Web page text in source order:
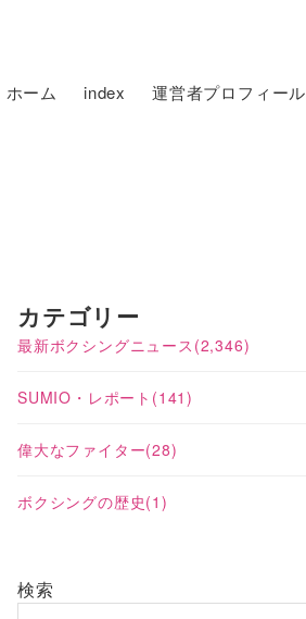
ホーム index 運営者プロフィール
カテゴリー
最新ボクシングニュース (2,346)
SUMIO・レポート (141)
偉大なファイター(28)
ボクシングの歴史(1)
検索